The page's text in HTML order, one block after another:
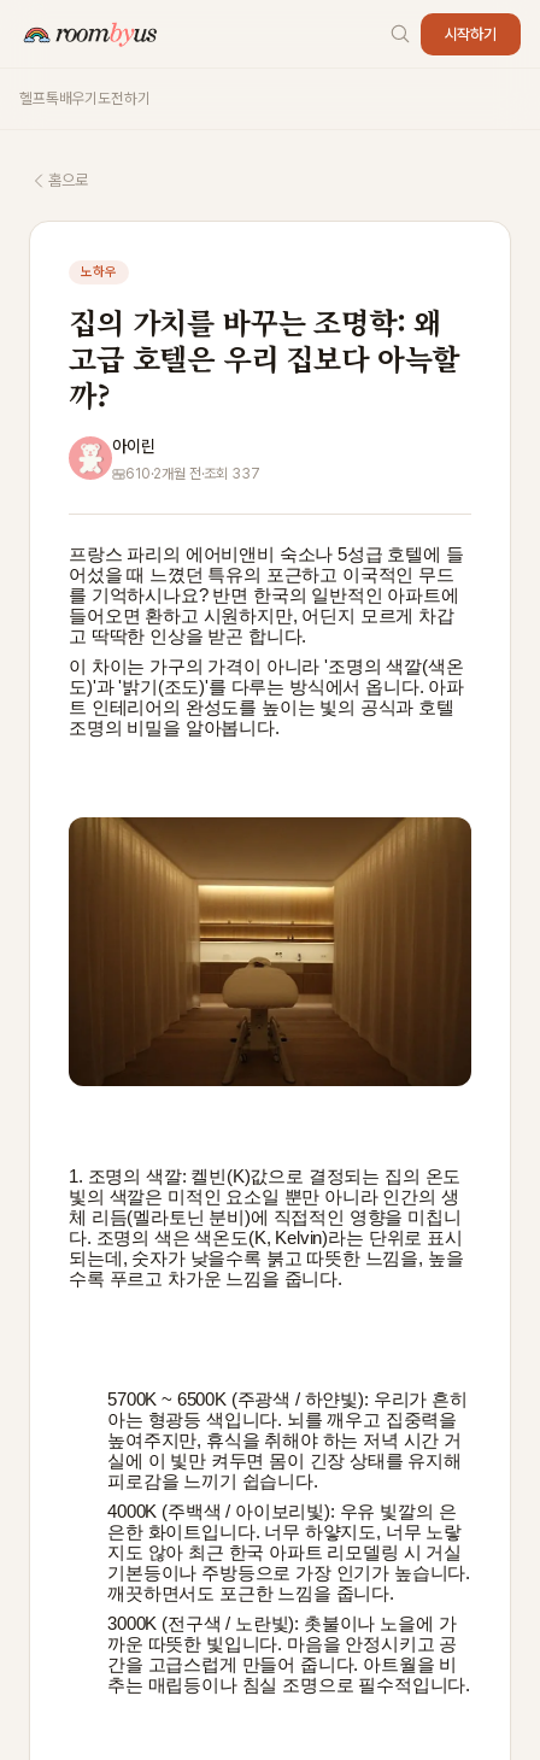
시작하기
헬프톡배우기도전하기
홈으로
노하우
집의 가치를 바꾸는 조명학: 왜
고급 호텔은 우리 집보다 아늑할
까?
아이린
610·2개월 전·조회 337
프랑스 파리의 에어비앤비 숙소나 5성급 호텔에 들
어섰을 때 느꼈던 특유의 포근하고 이국적인 무드
를 기억하시나요? 반면 한국의 일반적인 아파트에
들어오면 환하고 시원하지만, 어딘지 모르게 차갑
고 딱딱한 인상을 받곤 합니다.
이 차이는 가구의 가격이 아니라 '조명의 색깔(색온
도)'과 '밝기(조도)'를 다루는 방식에서 옵니다. 아파
트 인테리어의 완성도를 높이는 빛의 공식과 호텔
조명의 비밀을 알아봅니다.
1. 조명의 색깔: 켈빈(K)값으로 결정되는 집의 온도
빛의 색깔은 미적인 요소일 뿐만 아니라 인간의 생
체 리듬(멜라토닌 분비)에 직접적인 영향을 미칩니
다. 조명의 색은 색온도(K, Kelvin)라는 단위로 표시
되는데, 숫자가 낮을수록 붉고 따뜻한 느낌을, 높을
수록 푸르고 차가운 느낌을 줍니다.
5700K ~ 6500K (주광색 / 하얀빛): 우리가 흔히
아는 형광등 색입니다. 뇌를 깨우고 집중력을
높여주지만, 휴식을 취해야 하는 저녁 시간 거
실에 이 빛만 켜두면 몸이 긴장 상태를 유지해
피로감을 느끼기 쉽습니다.
4000K (주백색 / 아이보리빛): 우유 빛깔의 은
은한 화이트입니다. 너무 하얗지도, 너무 노랗
지도 않아 최근 한국 아파트 리모델링 시 거실
기본등이나 주방등으로 가장 인기가 높습니다.
깨끗하면서도 포근한 느낌을 줍니다.
3000K (전구색 / 노란빛): 촛불이나 노을에 가
까운 따뜻한 빛입니다. 마음을 안정시키고 공
간을 고급스럽게 만들어 줍니다. 아트월을 비
추는 매립등이나 침실 조명으로 필수적입니다.